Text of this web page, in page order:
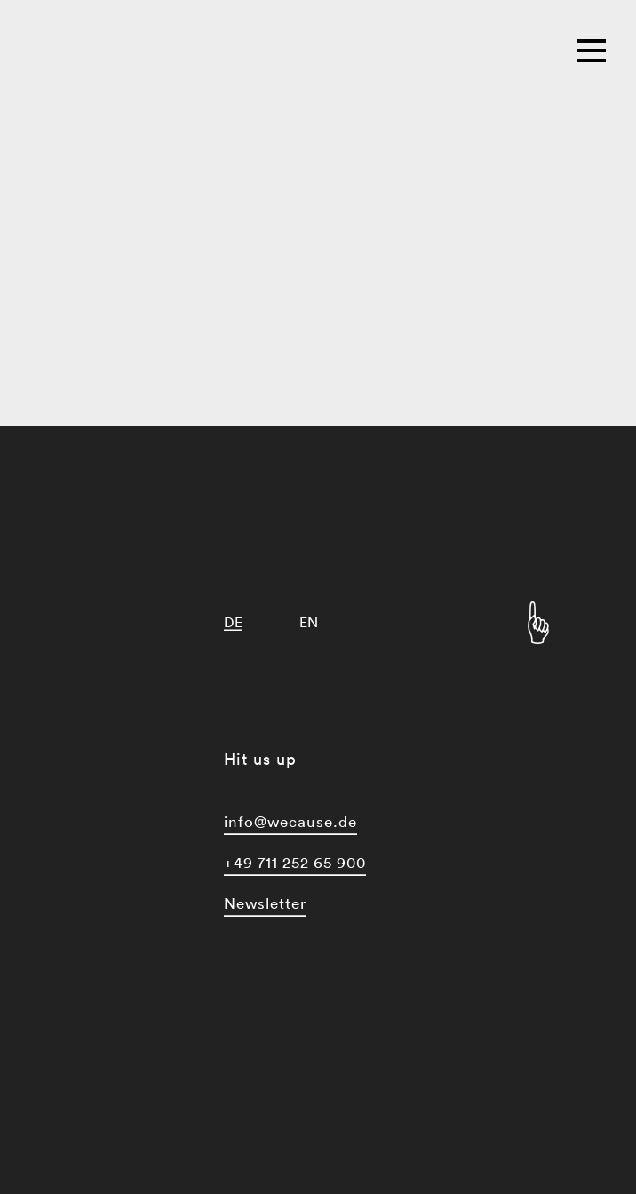
DE EN
Hit us up
info@wecause.de
+49 711 252 65 900
Newsletter